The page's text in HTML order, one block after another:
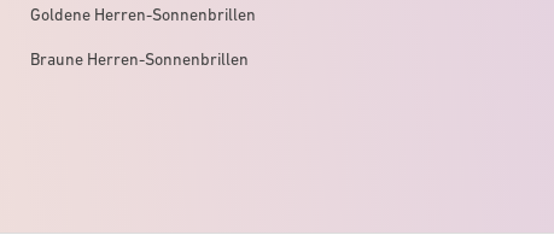
Goldene Herren-Sonnenbrillen
Braune Herren-Sonnenbrillen